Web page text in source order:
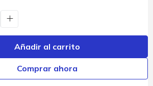
Añadir al carrito
Comprar ahora